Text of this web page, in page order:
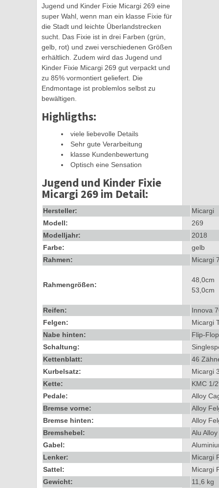
Jugend und Kinder Fixie Micargi 269 eine
super Wahl, wenn man ein klasse Fixie für
die Stadt und leichte Überlandstrecken
sucht. Das Fixie ist in drei Farben (grün,
gelb, rot) und zwei verschiedenen Größen
erhältlich. Zudem wird das Jugend und
Kinder Fixie Micargi 269 gut verpackt und
zu 85% vormontiert geliefert. Die
Endmontage ist problemlos selbst zu
bewältigen.
Highligths:
viele liebevolle Details
Sehr gute Verarbeitung
klasse Kundenbewertung
Optisch eine Sensation
Jugend und Kinder Fixie
Micargi 269 im Detail:
Hersteller:
Micargi
Modell:
269
Modelljahr:
2018
Farbe:
gelb
Rahmen:
Micargi
Rahmengrößen:
48,0cm
53,0cm
Reifen:
Innova
Felgen:
Micargi
Nabe hinten:
Flip-
Schaltung:
Kettenblatt:
46
Kurbelsatz:
Micargi
Kette:
KMC 1/
Pedale:
Alloy
Bremse vorne:
Alloy
Bremse hinten:
Alloy
Bremshebel:
Alu Alloy
Gabel:
Lenker:
Micargi
Sattel:
Micargi
Gewicht:
11,6 kg